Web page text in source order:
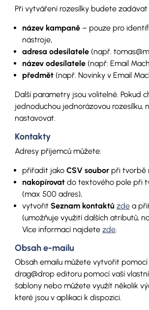
Při vytváření rozesílky budete
název kampaně – pouze pro
nástroje,
adresa odesílatele (např.
název odesílatele (např: Email
předmět (např. Novinky v Email
Další parametry jsou volitelné. Pokud
jednoduchou jednorázovou rozesílku,
nastavovat.
Kontakty
Adresy příjemců můžete:
přiřadit jako CSV soubor při tvorbě
nakopírovat do textového pole při
(max 500 adres),
vytvořit Seznam kontaktů zde a
(umožňuje využití dalších atributů,
Více informací najdete zde
Obsah e-mailu
Obsah emailu můžete vytvořit pomocí
drag@drop editoru pomocí vaší
šablony nebo můžete využít několik
které jsou v aplikaci k dispozici.